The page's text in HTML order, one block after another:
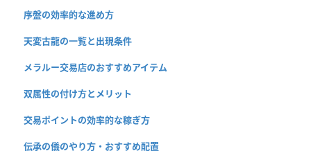
序盤の効率的な進め方
天変古龍の一覧と出現条件
メラルー交易店のおすすめアイテム
双属性の付け方とメリット
交易ポイントの効率的な稼ぎ方
伝承の儀のやり方・おすすめ配置